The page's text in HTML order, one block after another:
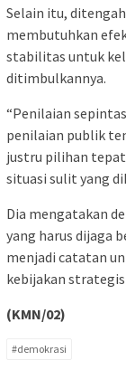
Selain itu,
membutuhkan
stabilitas untuk
ditimbulkannya.
“Penilaian
penilaian publik
justru pilihan
situasi sulit yang
Dia mengatakan
yang harus dijaga
menjadi catatan
kebijakan
(KMN/02)
#demokrasi